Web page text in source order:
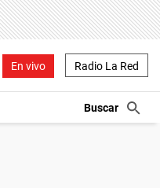
En vivo Radio La Red